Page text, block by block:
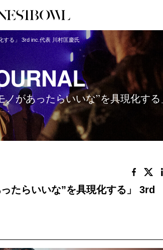
COLLABORATION
コラボ募集一覧
コラボ募集記事
コラボ実績案内
初めての方へ
Q&A
企業担当の方
する」 3rd inc.代表 川村匡慶氏
があったらいいな”を具現化す
たらいいな”を具現化する」 3rd